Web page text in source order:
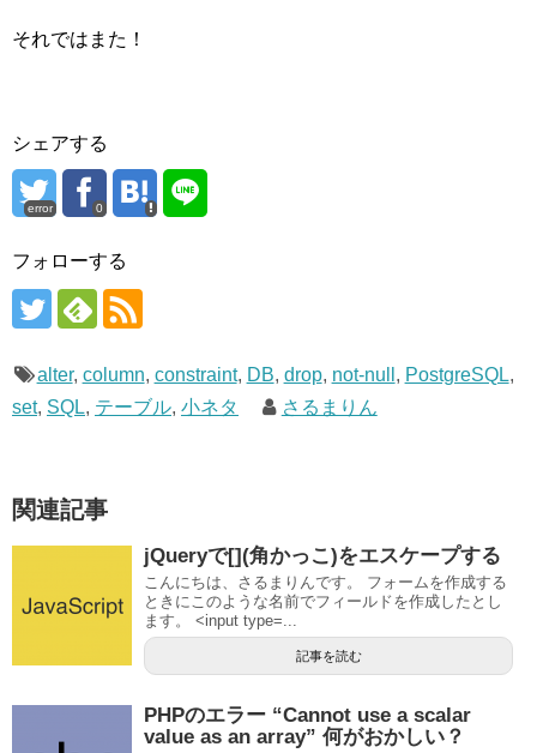
それではまた！
シェアする
error 0
フォローする
alter, column, constraint, DB, drop, not-null , PostgreSQL,
set, SQL, テーブル, 小ネタ さるまりん
関連記事
jQueryで[](角かっこ)をエスケープする
こんにちは、さるまりんです。 フォームを作成する
ときにこのような名前でフィールドを作成したとし
ます。 <input type=...
記事を読む
PHPのエラー “Cannot use a scalar
value as an array” 何がおかしい？